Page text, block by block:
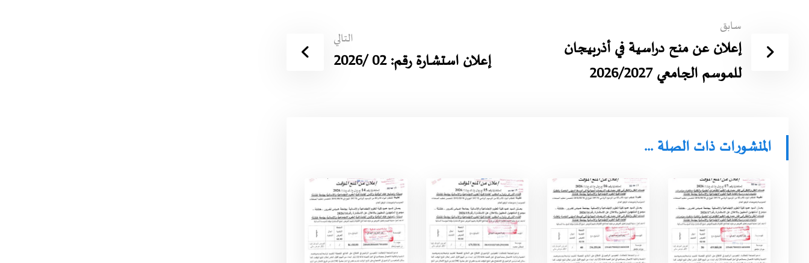
سابق
إعلان عن منح دراسية في أذربيجان
للموسم الجامعي 2026/2027
التالي
إعلان استشارة رقم: 02 /2026
المنشورات ذات الصلة ...